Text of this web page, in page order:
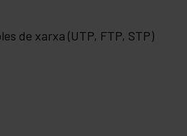
de xarxa (UTP, FTP, STP)